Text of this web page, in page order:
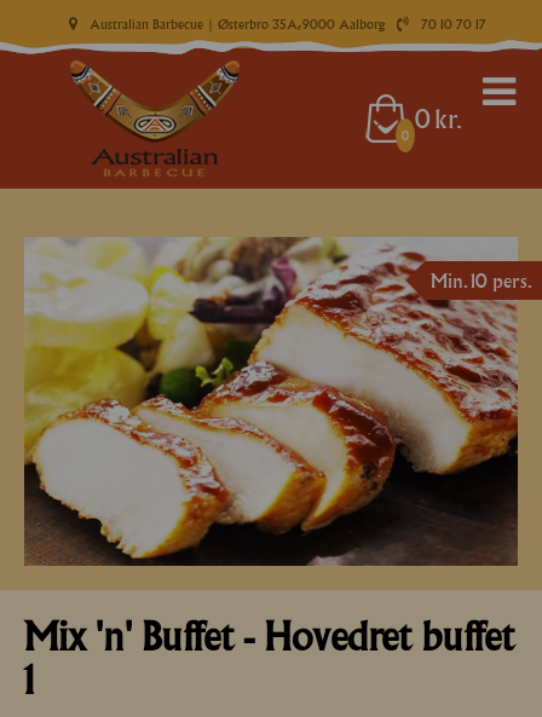
Australian Barbecue | Østerbro 35A, 9000 Aalborg 70 10 70 17
0
0 kr.
Min. 10 pers.
Mix 'n' Buffet - Hovedret buffet
1